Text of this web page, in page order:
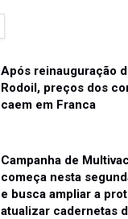
Após reinauguração
Rodoil, preços dos
caem em Franca
Campanha de
começa nesta
e busca ampliar a
atualizar cadernetas